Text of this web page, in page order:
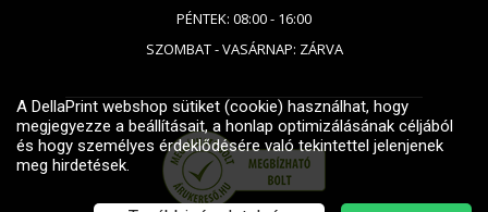
PÉNTEK: 08:00 - 16:00
SZOMBAT - VASÁRNAP: ZÁRVA